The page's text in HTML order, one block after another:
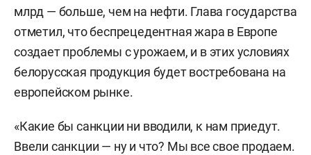
млрд — больше, чем на нефти. Глава государства
отметил, что беспрецедентная жара в Европе
создает проблемы с урожаем, и в этих условиях
белорусская продукция будет востребована на
европейском рынке.
«Какие бы санкции ни вводили, к нам приедут.
Ввели санкции — ну и что? Мы все свое продаем.